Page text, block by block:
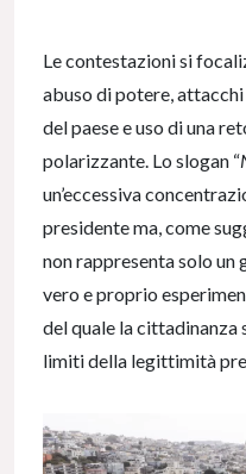
Le contestazioni si
abuso di potere,
del paese e uso di una
polarizzante. Lo slogan “
un’eccessiva
presidente ma, come
non rappresenta solo
vero e proprio
del quale la cittadinanza
limiti della legittimità